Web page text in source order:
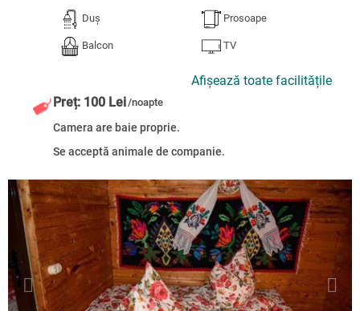
Duș
Balcon
Prosoape
TV
Afișează toate facilitățile
Preț: 100 Lei/noapte
Camera are baie proprie.
Se acceptă animale de companie.